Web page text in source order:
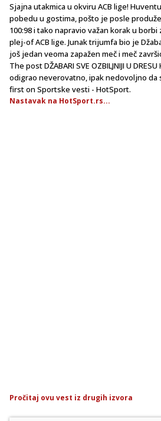
Sjajna utakmica u okviru ACB lige!
pobedu u gostima, pošto je posle
100:98 i tako napravio važan korak u
plej-of ACB lige. Junak trijumfa bio je
još jedan veoma zapažen meč i meč
The post DŽABARI SVE OZBILJNIJI U
odigrao neverovatno, ipak nedovoljno da
first on Sportske vesti - HotSport.
Nastavak na HotSport.rs...
Pročitaj ovu vest iz drugih izvora